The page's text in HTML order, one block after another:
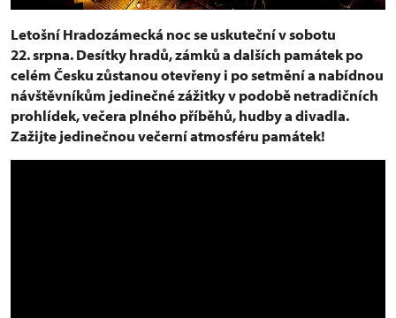
Letošní Hradozámecká noc se uskuteční v sobotu
22. srpna. Desítky hradů, zámků a dalších památek po
celém Česku zůstanou otevřeny i po setmění a nabídnou
návštěvníkům jedinečné zážitky v podobě netradičních
prohlídek, večera plného příběhů, hudby a divadla.
Zažijte jedinečnou večerní atmosféru památek!